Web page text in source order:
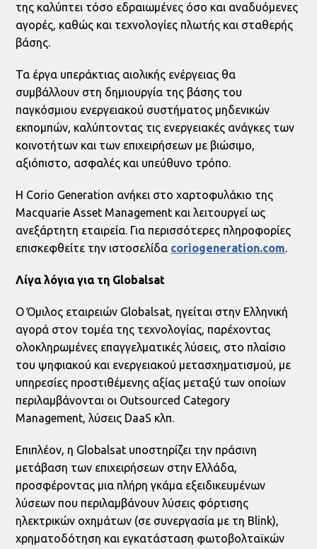
της καλύπτει τόσο εδραιωμένες όσο και αναδυόμενες
αγορές, καθώς και τεχνολογίες πλωτής και σταθερής
βάσης.
Τα έργα υπεράκτιας αιολικής ενέργειας θα
συμβάλλουν στη δημιουργία της βάσης του
παγκόσμιου ενεργειακού συστήματος μηδενικών
εκπομπών, καλύπτοντας τις ενεργειακές ανάγκες των
κοινοτήτων και των επιχειρήσεων με βιώσιμο,
αξιόπιστο, ασφαλές και υπεύθυνο τρόπο.
Η Corio Generation ανήκει στο χαρτοφυλάκιο της
Macquarie Asset Management και λειτουργεί ως
ανεξάρτητη εταιρεία. Για περισσότερες πληροφορίες
επισκεφθείτε την ιστοσελίδα coriogeneration.com.
Λίγα λόγια για τη Globalsat
Ο Όμιλος εταιρειών Globalsat, ηγείται στην Ελληνική
αγορά στον τομέα της τεχνολογίας, παρέχοντας
ολοκληρωμένες επαγγελματικές λύσεις, στο πλαίσιο
του ψηφιακού και ενεργειακού μετασχηματισμού, με
υπηρεσίες προστιθέμενης αξίας μεταξύ των οποίων
περιλαμβάνονται οι Outsourced Category
Management, λύσεις DaaS κλπ.
Επιπλέον, η Globalsat υποστηρίζει την πράσινη
μετάβαση των επιχειρήσεων στην Ελλάδα,
προσφέροντας μια πλήρη γκάμα εξειδικευμένων
λύσεων που περιλαμβάνουν λύσεις φόρτισης
ηλεκτρικών οχημάτων (σε συνεργασία με τη Blink),
χρηματοδότηση και εγκατάσταση φωτοβολταϊκών